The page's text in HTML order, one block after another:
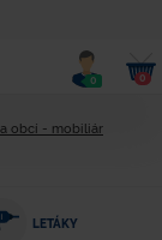
0 0
obcí - mobiliár
LETÁKY